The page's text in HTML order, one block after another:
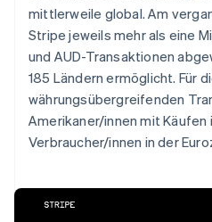
mittlerweile global. Am
Stripe jeweils mehr als eine
und AUD-Transaktionen
185 Ländern ermöglicht. Für
währungsübergreifenden
Amerikaner/innen mit Käufen
Verbraucher/innen in der